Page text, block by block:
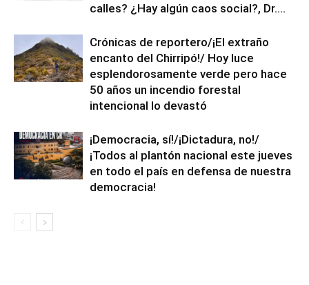
calles? ¿Hay algún caos social?, Dr....
Crónicas de reportero/¡El extraño
encanto del Chirripó!/ Hoy luce
esplendorosamente verde pero hace
50 años un incendio forestal
intencional lo devastó
¡Democracia, sí!/¡Dictadura, no!/
¡Todos al plantón nacional este jueves
en todo el país en defensa de nuestra
democracia!